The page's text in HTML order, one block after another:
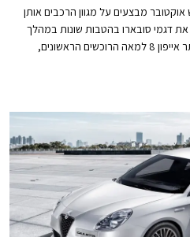
מבצעים על מגוון הרכבים אותן
דגמי סובארו בהטבות שונות במהלך
חופשת חג הסוכות, אשר כללו בין היתר אייפון 8 למאה הרוכשים הראשונים,